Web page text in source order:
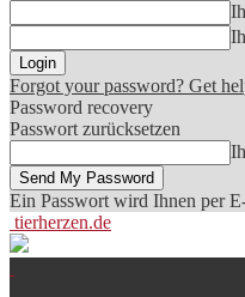
Forgot your password? Get
Password recovery
Passwort zurücksetzen
Ein Passwort wird Ihnen per
tierherzen.de